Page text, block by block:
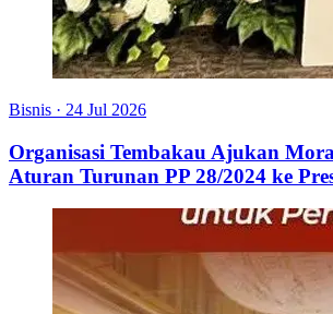
Bisnis · 24 Jul 2026
Organisasi Tembakau Ajukan
Aturan Turunan PP 28/2024 ke